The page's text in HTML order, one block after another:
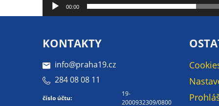
00:00
KONTAKTY
info@praha19.cz
284 08 08 11
číslo účtu:
19-
2000932309/0800